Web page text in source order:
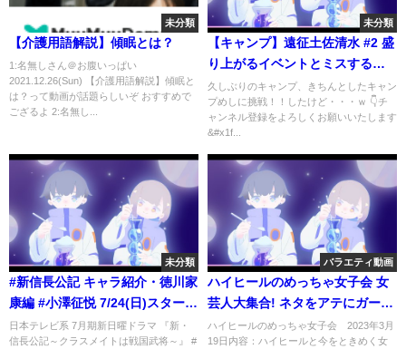
未分類
【介護用語解説】傾眠とは？
1:名無しさん＠お腹いっぱい
2021.12.26(Sun) 【介護用語解説】傾眠と
は？って動画が話題らしいぞ おすすめで
ござるよ 2:名無し...
未分類
【キャンプ】遠征土佐清水 #2 盛
り上がるイベントとミスするキ
ャンプめし スノーピーク土佐清
水キャンプフィールド /snow
peak/ランドステーションL アイ
久しぶりのキャンプ、きちんとしたキャン
プめしに挑戦！！したけど・・・ｗ 👇チ
ャンネル登録をよろしくお願いいたします
&#x1f...
未分類
#新信長公記 キャラ紹介・徳川家
康編 #小澤征悦 7/24(日)スタート
#shorts
日本テレビ系 7月期新日曜ドラマ 『新・
信長公記～クラスメイトは戦国武将～』 #
バラエティ動画
ハイヒールのめっちゃ女子会 女
芸人大集合! ネタをアテにガール
ズトーク 3月19日
ハイヒールのめっちゃ女子会 2023年3月
19日内容：ハイヒールと今をときめく女